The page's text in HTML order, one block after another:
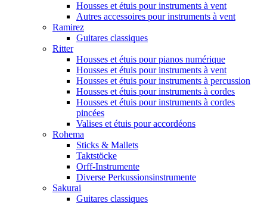
Housses et étuis pour instruments à vent
Autres accessoires pour instruments à vent
Ramirez
Guitares classiques
Ritter
Housses et étuis pour pianos numérique
Housses et étuis pour instruments à vent
Housses et étuis pour instruments à percussion
Housses et étuis pour instruments à cordes
Housses et étuis pour instruments à cordes
pincées
Valises et étuis pour accordéons
Rohema
Sticks & Mallets
Taktstöcke
Orff-Instrumente
Diverse Perkussionsinstrumente
Sakurai
Guitares classiques